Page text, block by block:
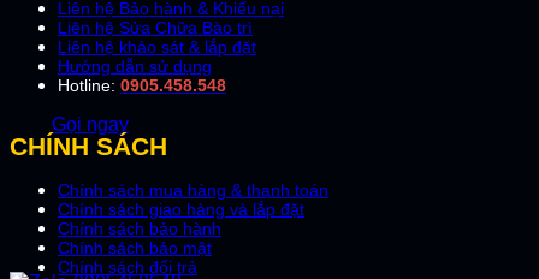
Liên hệ Bảo hành & Khiếu nại
Liên hệ Sửa Chữa Bào trì
Liên hệ khảo sát & lắp đặt
Hướng dẫn sử dụng
Hotline: 0905.458.548
Gọi ngay
CHÍNH SÁCH
Chính sách mua hàng & thanh toán
Chính sách giao hàng và lắp đặt
Chính sách bảo hành
Chính sách bảo mật
Chính sách đổi trả